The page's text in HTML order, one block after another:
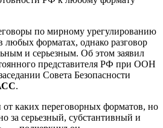
по мирному урегулированию
любых форматах, однако разговор
и серьезным. Об этом заявил
представителя РФ при ООН
Совета Безопасности
.
каких переговорных форматов, но
за серьезный, субстантивный и